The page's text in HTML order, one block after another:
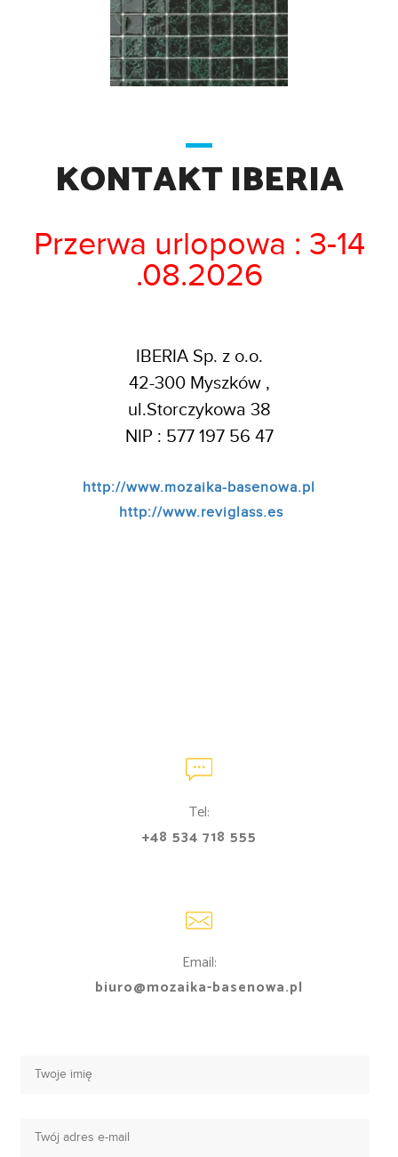
KONTAKT IBERIA
Przerwa urlopowa : 3-14
.08.2026
IBERIA Sp. z o.o.
42-300 Myszków ,
ul.Storczykowa 38
NIP : 577 197 56 47
http://www.mozaika-basenowa.pl
http://www.reviglass.es
Tel:
+48 534 718 555
Email:
biuro@mozaika-basenowa.pl